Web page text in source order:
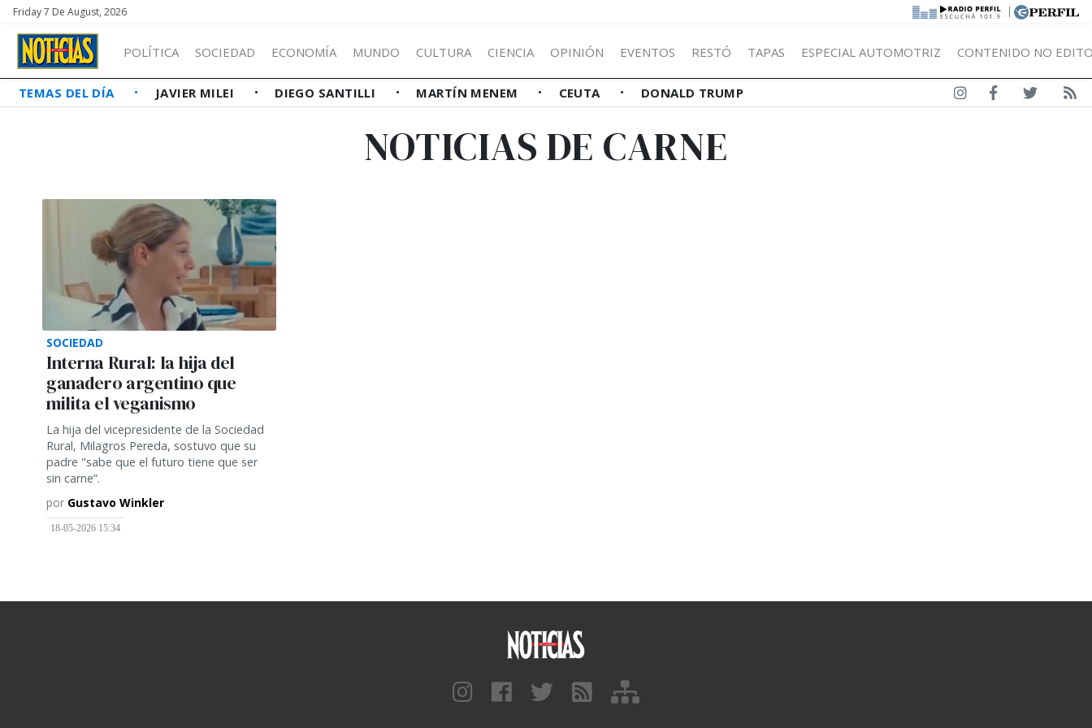
Friday 7 De August, 2026 |
POLÍTICA SOCIEDAD ECONOMÍA MUNDO CULTURA CIENCIA OPINIÓN EVENTOS RESTÓ TAPAS ESPECIAL AUTOMOTRIZ CONTENIDO NO
TEMAS DEL DÍA JAVIER MILEI DIEGO SANTILLI MARTÍN MENEM CEUTA DONALD TRUMP
NOTICIAS DE CARNE
SOCIEDAD
Interna Rural: la hija del
ganadero argentino que
milita el veganismo
La hija del vicepresidente de la Sociedad
Rural, Milagros Pereda, sostuvo que su
padre "sabe que el futuro tiene que ser
sin carne”.
por Gustavo Winkler
18-05-2026 15:34